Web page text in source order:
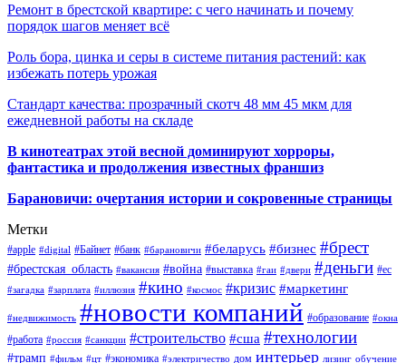
Ремонт в брестской квартире: с чего начинать и почему
порядок шагов меняет всё
Роль бора, цинка и серы в системе питания растений: как
избежать потерь урожая
Стандарт качества: прозрачный скотч 48 мм 45 мкм для
ежедневной работы на складе
В кинотеатрах этой весной доминируют хорроры,
фантастика и продолжения известных франшиз
Барановичи: очертания истории и сокровенные страницы
Метки
#apple #digital #Байнет #банк #барановичи #беларусь #бизнес #брест
#брестская_область #вакансия #война #выставка #гаи #двери #деньги #ес
#загадка #зарплата #иллюзия #кино #космос #кризис #маркетинг
#недвижимость #новости компаний #образование #окна
#работа #россия #санкции #строительство #сша #технологии
#трамп #фильм #цт #экономика #электричество дом интерьер лизинг обучение